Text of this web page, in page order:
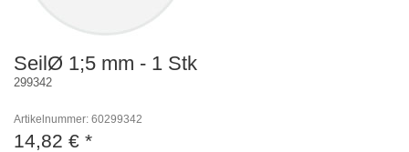
SeilØ 1;5 mm - 1 Stk
299342
Artikelnummer: 60299342
14,82 € *